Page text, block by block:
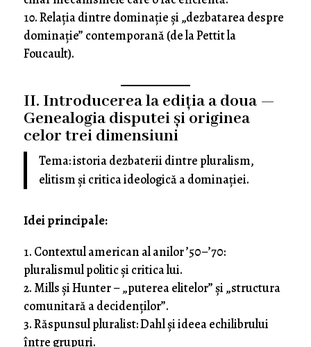
Relația dintre dominație și „dezbatarea despre
dominație” contemporană (de la Pettit la
Foucault).
II. Introducerea la ediția a doua —
Genealogia disputei și originea
celor trei dimensiuni
Tema: istoria dezbaterii dintre pluralism,
elitism și critica ideologică a dominației.
Idei principale:
Contextul american al anilor ’50–’70:
pluralismul politic și critica lui.
Mills și Hunter – „puterea elitelor” și „structura
comunitară a decidenților”.
Răspunsul pluralist: Dahl și ideea echilibrului
între grupuri.